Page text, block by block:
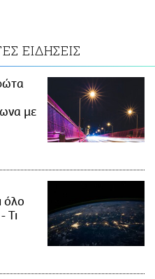
ΕΙΔΗΣΕΙΣ
με
όλο
Τι